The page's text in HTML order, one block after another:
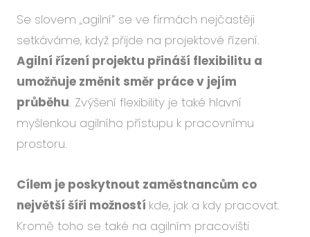
Se slovem „agilní” se ve firmách nejčastěji
setkáváme, když přijde na projektové řízení.
Agilní řízení projektu přináší flexibilitu a
umožňuje změnit směr práce v jejím
průběhu. Zvýšení flexibility je také hlavní
myšlenkou agilního přístupu k pracovnímu
prostoru.
Cílem je poskytnout zaměstnancům co
největší šíři možností kde, jak a kdy pracovat.
Kromě toho se také na agilním pracovišti